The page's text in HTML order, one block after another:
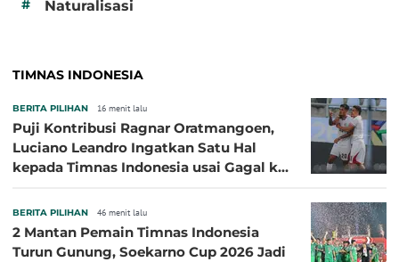
# Naturalisasi
TIMNAS INDONESIA
BERITA PILIHAN 16 menit lalu
Puji Kontribusi Ragnar Oratmangoen,
Luciano Leandro Ingatkan Satu Hal
kepada Timnas Indonesia usai Gagal ke
BERITA PILIHAN 46 menit lalu
2 Mantan Pemain Timnas Indonesia
Turun Gunung, Soekarno Cup 2026 Jadi